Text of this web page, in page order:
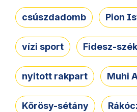
csúszdadomb Pion
vízi sport Fidesz-
nyitott rakpart Muhi
Kőrösy-sétány